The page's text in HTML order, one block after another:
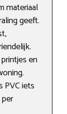
materiaal
geeft.
en
PVC iets